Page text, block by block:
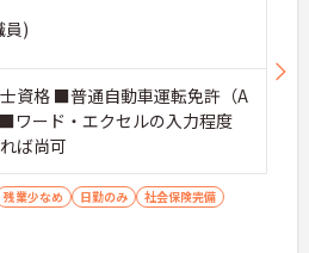
員)
資格 ■普通自動車運転免許（A
ワード・エクセルの入力程度
ば尚可
残業少なめ 日勤のみ
社会保険完備